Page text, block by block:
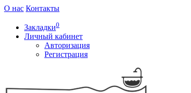
О нас Контакты
Закладки0
Личный кабинет
Авторизация
Регистрация